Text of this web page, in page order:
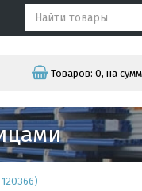
Товаров:0, на